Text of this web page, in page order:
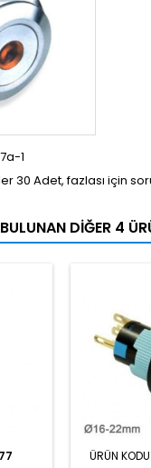
1
30 Adet, fazlası için
DIĞER 4
ÜRÜN KODU: